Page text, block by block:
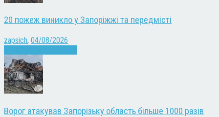
20 пожеж виникло у Запоріжжі та передмісті
zapsich, 04/08/2026
Ворог атакував Запорізьку область більше 1000 разів